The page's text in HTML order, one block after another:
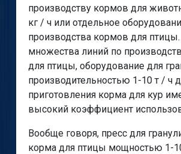
производству кормов для
кг / ч или отдельное
производства кормов для
множества линий по
для птицы, оборудование для
производительностью 1-10 т / ч
приготовления корма для кур
высокий коэффициент
Вообще говоря, пресс для
корма для птицы мощностью 1-